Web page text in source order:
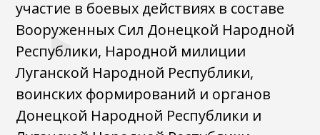
участие в боевых действиях в составе
Вооруженных Сил Донецкой Народной
Республики, Народной милиции
Луганской Народной Республики,
воинских формирований и органов
Донецкой Народной Республики и